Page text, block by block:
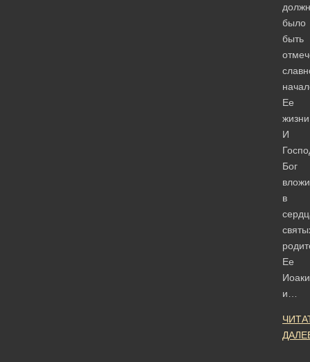
было
быть
Ее
И
Бог
в
Ее
и…